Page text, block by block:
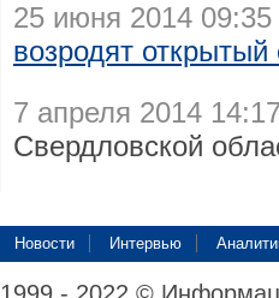
25 июня 2014 09:35
возродят открытый
7 апреля 2014 14:17
Свердловской
Новости Интервью